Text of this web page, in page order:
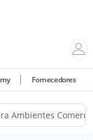
Fornecedores
Ambientes